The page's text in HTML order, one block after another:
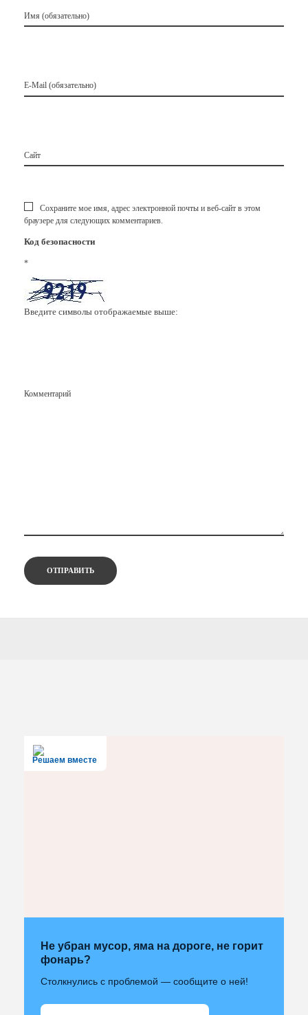
Имя (обязательно)
E-Mail (обязательно)
Сайт
Сохраните мое имя, адрес электронной почты и веб-сайт в этом
браузере для следующих комментариев.
Код безопасности
*
Введите символы отображаемые выше:
Комментарий
Решаем вместе
Не убран мусор, яма на дороге, не горит
фонарь?
Столкнулись с проблемой — сообщите о ней!